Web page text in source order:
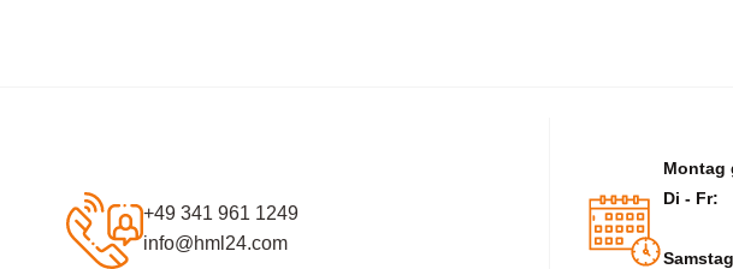
+49 341 961 1249
info@hml24.com
Montag
Di - Fr: